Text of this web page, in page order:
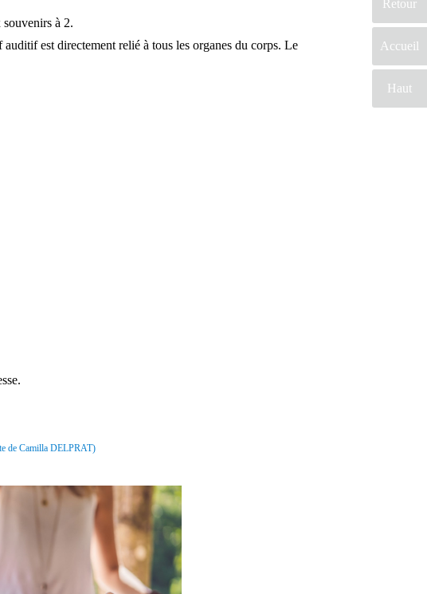
Retour
Accueil
Haut
souvenirs à 2.
est directement relié à tous les organes du corps. Le
de Camilla DELPRAT)